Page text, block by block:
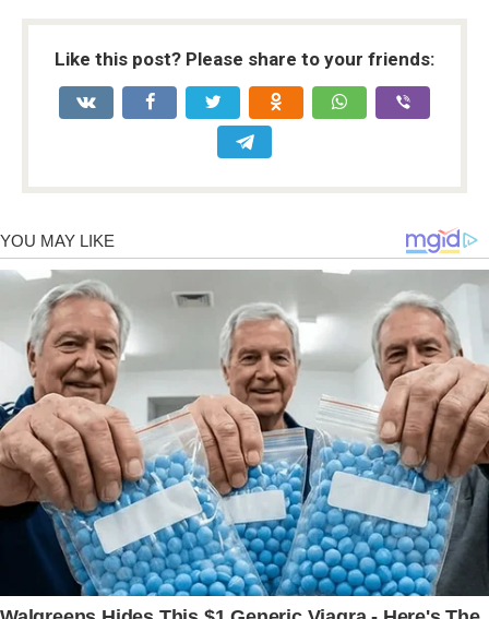
Like this post? Please share to your friends: